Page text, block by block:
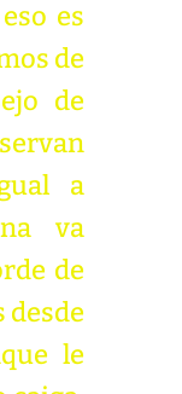
es
de
de
a
va
de
desde
le